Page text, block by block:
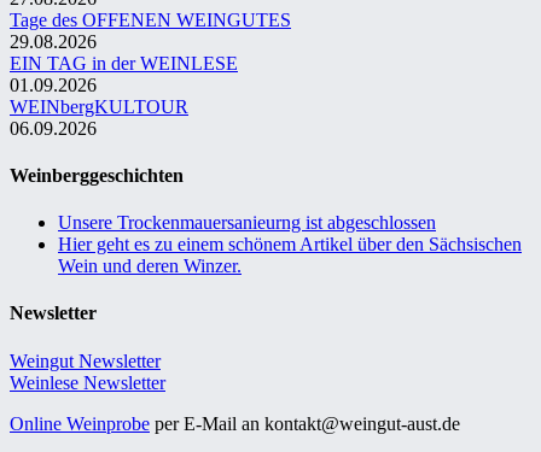
Tage des OFFENEN WEINGUTES
29.08.2026
EIN TAG in der WEINLESE
01.09.2026
WEINbergKULTOUR
06.09.2026
Weinberggeschichten
Unsere Trockenmauersanieurng ist abgeschlossen
Hier geht es zu einem schönem Artikel über den Sächsischen
Wein und deren Winzer.
Newsletter
Weingut Newsletter
Weinlese Newsletter
Online Weinprobe per E-Mail an kontakt@weingut-aust.de